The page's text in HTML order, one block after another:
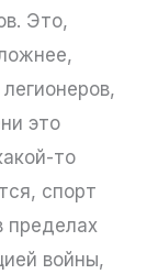
Это,
это
то
спорт
пределах
войны,